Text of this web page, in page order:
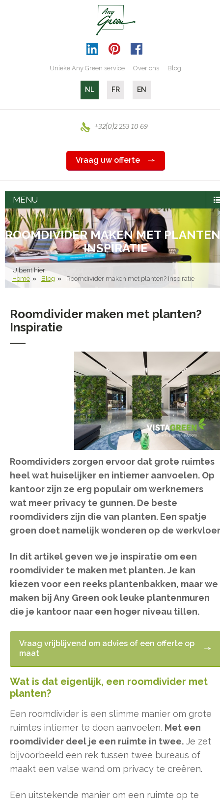
Unieke Any Green service Over ons Blog
NL FR EN
+32(0)2 253 10 69
Vraag uw offerte
MENU
ROOMDIVIDER MAKEN MET
INSPIRATIE
U bent hier:
Home Blog Roomdivider maken met planten? Inspiratie
Roomdivider maken met planten?
Inspiratie
Roomdividers zorgen ervoor dat grote ruimtes
heel wat huiselijker en intiemer aanvoelen. Op
kantoor zijn ze erg populair om werknemers
wat meer privacy te gunnen. De beste
roomdividers zijn die van planten. Een spatje
groen doet namelijk wonderen op de
In dit artikel geven we je inspiratie om een
roomdivider te maken met planten. Je kan
kiezen voor een reeks plantenbakken, maar we
maken bij Any Green ook leuke plantenmuren
die je kantoor naar een hoger niveau tillen.
Vraag vrijblijvend om advies of een offerte op
maat
Wat is dat eigenlijk, een roomdivider met
planten?
Een roomdivider is een slimme manier om grote
ruimtes intiemer te doen aanvoelen. Met een
roomdivider deel je een ruimte in twee. Je zet
bijvoorbeeld een rek tussen twee bureaus of
maakt een valse wand om privacy te creëren.
Een uitstekende manier om een ruimte op te